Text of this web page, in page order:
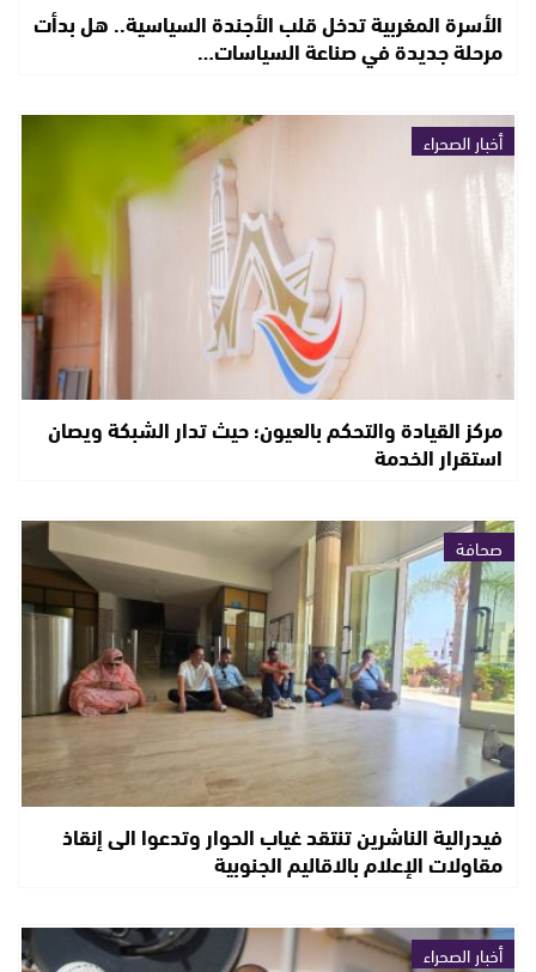
الأسرة المغربية تدخل قلب الأجندة السياسية.. هل بدأت
مرحلة جديدة في صناعة السياسات…
أخبار الصحراء
مركز القيادة والتحكم بالعيون؛ حيث تدار الشبكة ويصان
استقرار الخدمة
صحافة
فيدرالية الناشرين تنتقد غياب الحوار وتدعوا الى إنقاذ
مقاولات الإعلام بالاقاليم الجنوبية
أخبار الصحراء